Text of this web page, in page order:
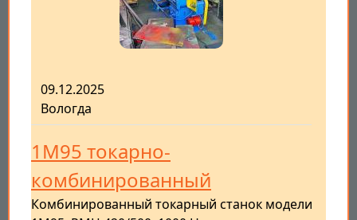
09.12.2025
Вологда
1М95 токарно-
комбинированный
Комбинированный токарный станок модели